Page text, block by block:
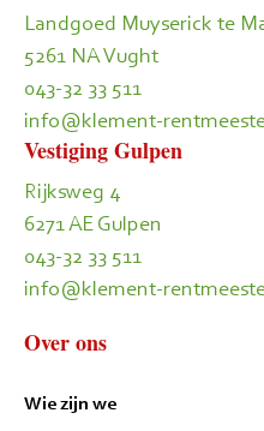
Landgoed Muyserick te
5261 NA Vught
043-32 33 511
info@klement-
Vestiging Gulpen
Rijksweg 4
6271 AE Gulpen
043-32 33 511
info@klement-
Over ons
Wie zijn we